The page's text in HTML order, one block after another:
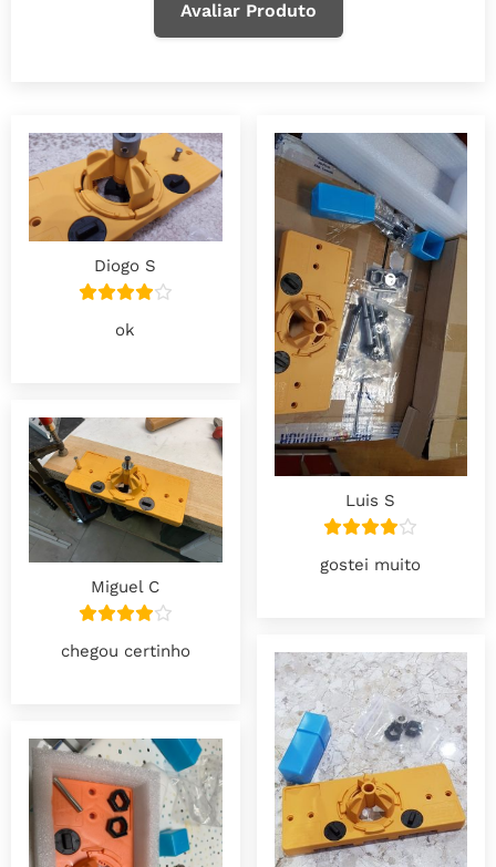
Avaliar Produto
Diogo S
ok
Luis S
gostei muito
Miguel C
chegou certinho